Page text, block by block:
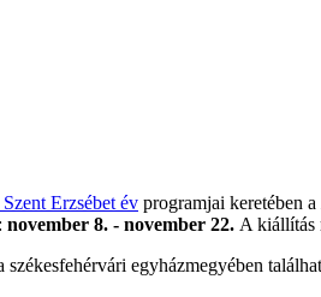
Erzsébet év programjai keretében a
november 8. - november 22. A kiállítás
egyházmegyében